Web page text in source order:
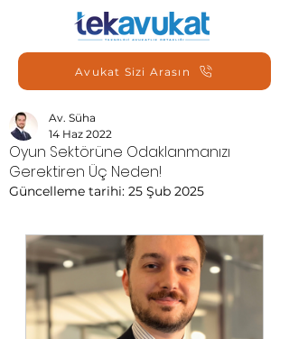
Avukat Sizi Arasın
Oyun Sektörüne Odaklanmanızı
Gerektiren Üç Neden!
Av. Süha
14 Haz 2022
Güncelleme tarihi: 25 Şub 2025